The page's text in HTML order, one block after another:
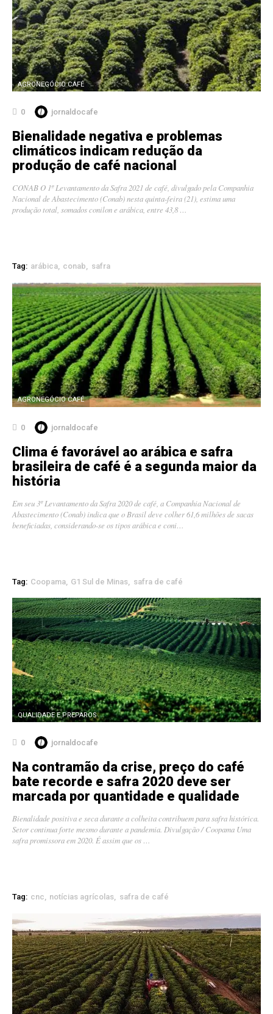
AGRONEGÓCIO CAFÉ
0 jornaldocafe
Bienalidade negativa e problemas
climáticos indicam redução da
produção de café nacional
CONAB O 1º Levantamento da Safra 2021 de café, divulgado pela Companhia
Nacional de Abastecimento (Conab) nesta quinta-feira (21), estima uma
produção total, somados conilon e arábica, entre 43,8 …
Tag: arábica conab safra
AGRONEGÓCIO CAFÉ
0 jornaldocafe
Clima é favorável ao arábica e safra
brasileira de café é a segunda maior da
história
Em seu 3º Levantamento da Safra 2020 de café, a Companhia Nacional de
Abastecimento (Conab) indica que o Brasil deve colher 61,6 milhões de sacas
beneficiadas, considerando-se os tipos arábica e coni…
Tag: Coopama G1 Sul de Minas safra de café
QUALIDADE E PREPAROS
0 jornaldocafe
Na contramão da crise, preço do café
bate recorde e safra 2020 deve ser
marcada por quantidade e qualidade
Bienalidade positiva e seca durante a colheita contribuem para safra histórica.
Setor continua forte mesmo durante a pandemia. Divulgação / Coopama Uma
safra promissora em 2020. É assim que os …
Tag: cnc notícias agrícolas safra de café